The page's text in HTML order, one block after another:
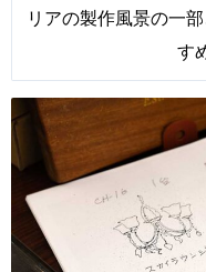
リアの製作風景の一
す